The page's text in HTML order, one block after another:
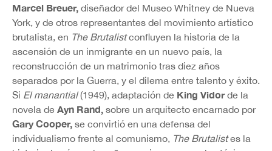
Marcel Breuer, diseñador del Museo Whitney de Nueva
York, y de otros representantes del movimiento artístico
brutalista, en The Brutalistconfluyen la historia de la
ascensión de un inmigrante en un nuevo país, la
reconstrucción de un matrimonio tras diez años
separados por la Guerra, y el dilema entre talento y éxito.
Si El manantial(1949), adaptación de King Vidorde la
novela de Ayn Rand, sobre un arquitecto encarnado por
Gary Cooper, se convirtió en una defensa del
individualismo frente al comunismo, The Brutalistes la